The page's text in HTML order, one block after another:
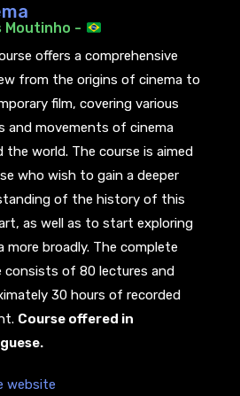
Moutinho -
offers a comprehensive
from the origins of cinema to
film, covering various
and movements of cinema
the world. The course is aimed
who wish to gain a deeper
of the history of this
as well as to start exploring
more broadly. The complete
consists of 80 lectures and
30 hours of recorded
Course offered in
website